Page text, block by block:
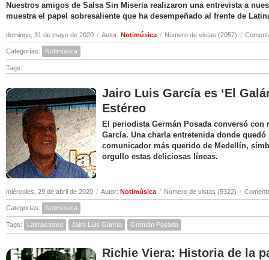
Nuestros amigos de Salsa Sin Miseria realizaron una entrevista a
muestra el papel sobresaliente que ha desempeñado al frente de
domingo, 31 de mayo de 2020 / Autor: Notimúsica / Número de vistas (2057) /
Categorías: Notimúsica
Tags:
Jairo Luis García es ‘El
Estéreo
El periodista Germán Posada conversó
García. Una charla entretenida donde
comunicador más querido de Medellín,
orgullo estas deliciosas líneas.
miércoles, 29 de abril de 2020 / Autor: Notimúsica / Número de vistas (5322) /
Categorías: Notimúsica
Tags: Latinastereo Jairo Luis García Germán Posada
Richie Viera: Historia de la